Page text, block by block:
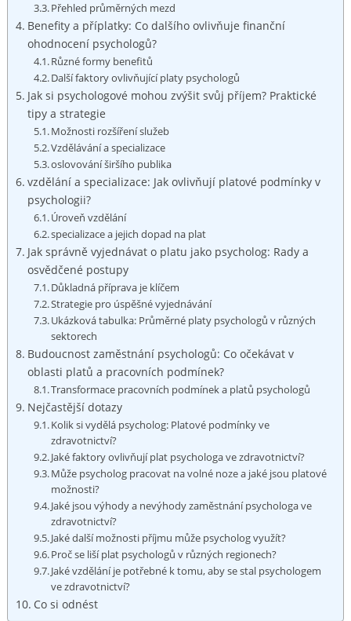
Přehled průměrných mezd
Benefity a příplatky: Co dalšího ovlivňuje finanční
ohodnocení psychologů?
Různé formy benefitů
Další faktory ovlivňující platy psychologů
Jak si psychologové mohou zvýšit svůj příjem? Praktické
tipy a strategie
Možnosti rozšíření služeb
Vzdělávání a specializace
oslovování širšího publika
vzdělání a specializace: Jak ovlivňují platové podmínky v
psychologii?
Úroveň vzdělání
specializace a jejich dopad na plat
Jak správně vyjednávat o platu jako psycholog: Rady a
osvědčené postupy
Důkladná příprava je klíčem
Strategie pro úspěšné vyjednávání
Ukázková tabulka: Průměrné platy psychologů v různých
sektorech
Budoucnost zaměstnání psychologů: Co očekávat v
oblasti platů a pracovních podmínek?
Transformace pracovních podmínek a platů psychologů
Nejčastější dotazy
Kolik si vydělá psycholog: Platové podmínky ve
zdravotnictví?
Jaké faktory ovlivňují plat psychologa ve zdravotnictví?
Může psycholog pracovat na volné noze a jaké jsou platové
možnosti?
Jaké jsou výhody a nevýhody zaměstnání psychologa ve
zdravotnictví?
Jaké další možnosti příjmu může psycholog využít?
Proč se liší plat psychologů v různých regionech?
Jaké vzdělání je potřebné k tomu, aby se stal psychologem
ve zdravotnictví?
Co si odnést